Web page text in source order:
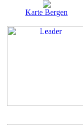
Karte Bergen